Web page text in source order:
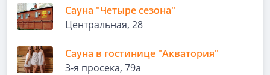
Сауна "Четыре сезона"
Центральная, 28
Сауна в гостинице "Акватория"
3-я просека, 79а